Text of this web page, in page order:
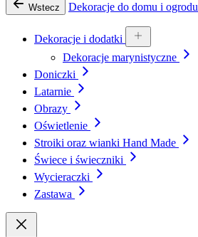
Wstecz Dekoracje do domu i ogrodu
Dekoracje i dodatki
Dekoracje marynistyczne
Doniczki
Latarnie
Obrazy
Oświetlenie
Stroiki oraz wianki Hand Made
Świece i świeczniki
Wycieraczki
Zastawa